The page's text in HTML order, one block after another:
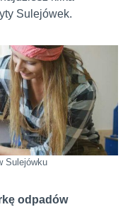
Sulejówek.
Sulejówku
odpadów